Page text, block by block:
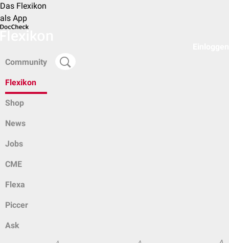
Das Flexikon
als App
Community
Flexikon
Shop
News
Jobs
CME
Flexa
Piccer
Ask